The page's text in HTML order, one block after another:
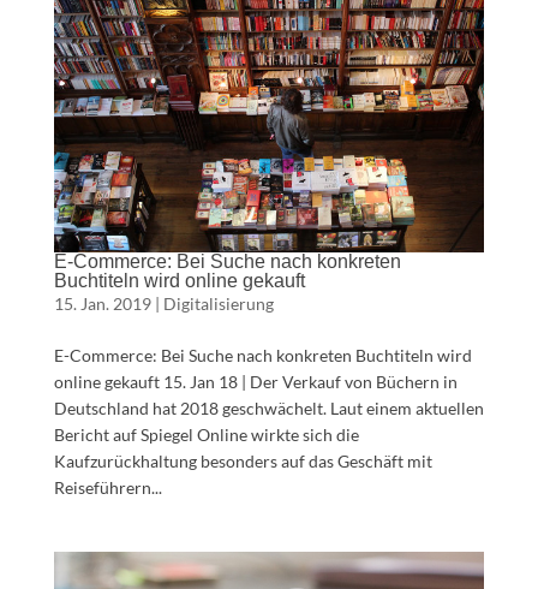
E-Commerce: Bei Suche nach konkreten
Buchtiteln wird online gekauft
15. Jan. 2019| Digitalisierung
E-Commerce: Bei Suche nach konkreten Buchtiteln wird
online gekauft 15. Jan 18 | Der Verkauf von Büchern in
Deutschland hat 2018 geschwächelt. Laut einem aktuellen
Bericht auf Spiegel Online wirkte sich die
Kaufzurückhaltung besonders auf das Geschäft mit
Reiseführern...